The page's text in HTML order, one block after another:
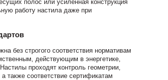
полос или усиленная конструкция
работу настила даже при
без строгого соответствия нормативам
действующим в энергетике,
проходят контроль геометрии,
также соответствие сертификатам